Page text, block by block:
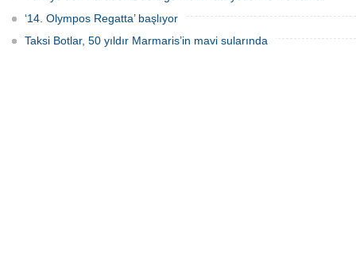
‘14. Olympos Regatta’ başlıyor
Taksi Botlar, 50 yıldır Marmaris’in mavi sularında